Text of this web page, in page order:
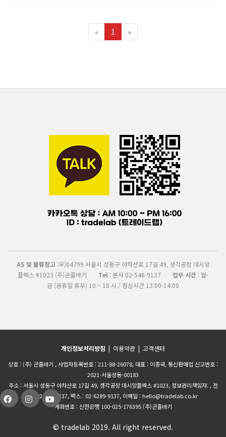
« 1 »
AS 및 물류창고:우)04799 서울시 성동구 아차산로 17길 49, 생각공장 데시앙
플렉스 #1023 (주)곤줄바기
Tel : 본사 02-546-9137 업무 시간 : 월-
금 (공휴일 휴무) 10 ~ 18 시 / 점심시간 13:00-14:00
개인정보처리방침 | 이용약관 | 고객센터
상호 : (주) 곤줄바기 , 사업자등록번호 : 211-88-26078, 대표 : 이종국, 통신판매업 신고번호 :
2021-서울성동-00183
주소 : 서울시 성동구 아차산로 17길 49, 생각공장 데시앙플렉스 #1023, 정보관리책임자: , 전
화 :02-546-9137, 팩스 : 02-6289-9137, 이메일 : hello@tradelab.co.kr
계좌번호 : 신한은행 100-025-176395 (주)곤줄바기
© tradelab 2019. All right reserved.